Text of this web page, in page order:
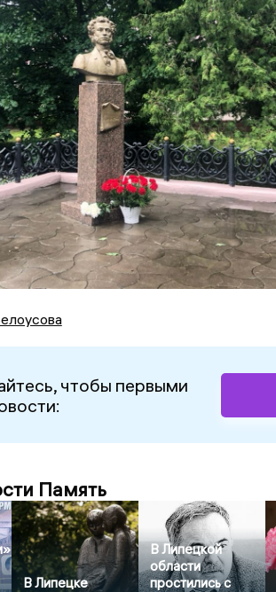
чтобы первыми
Память
В Липецке
В Липецкой
области
простились с